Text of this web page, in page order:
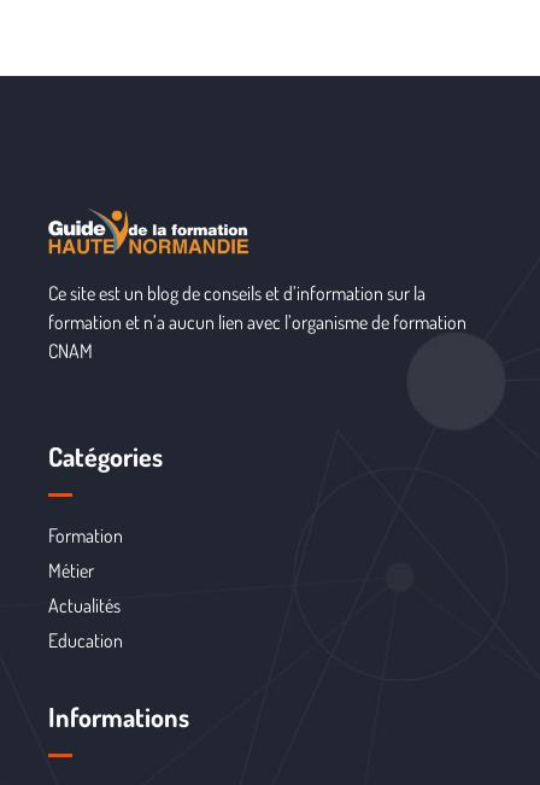
Ce site est un blog de conseils et d’information sur la
formation et n’a aucun lien avec l’organisme de formation
CNAM
Catégories
Formation
Métier
Actualités
Education
Informations